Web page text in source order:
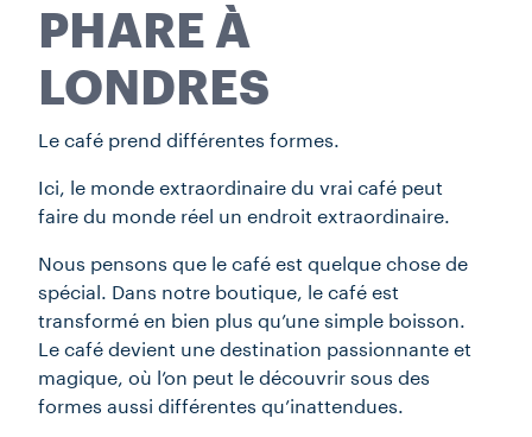
PHARE À
LONDRES
Le café prend différentes formes.
Ici, le monde extraordinaire du vrai café peut
faire du monde réel un endroit extraordinaire.
Nous pensons que le café est quelque chose de
spécial. Dans notre boutique, le café est
transformé en bien plus qu’une simple boisson.
Le café devient une destination passionnante et
magique, où l’on peut le découvrir sous des
formes aussi différentes qu’inattendues.